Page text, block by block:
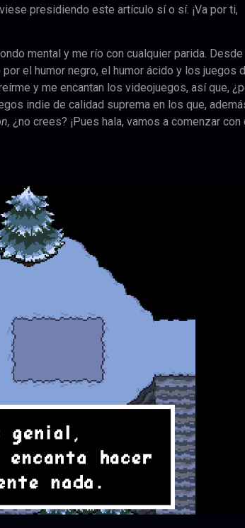
presidiendo este artículo sí o sí. ¡Va por ti,
mental y me río con cualquier parida. Desde
el humor negro, el humor ácido y los juegos
y me encantan los videojuegos, así que,
indie de calidad suprema en los que,
¿no crees? ¡Pues hala, vamos a comenzar con